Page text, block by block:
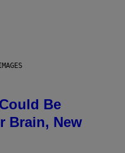
Be
Brain, New